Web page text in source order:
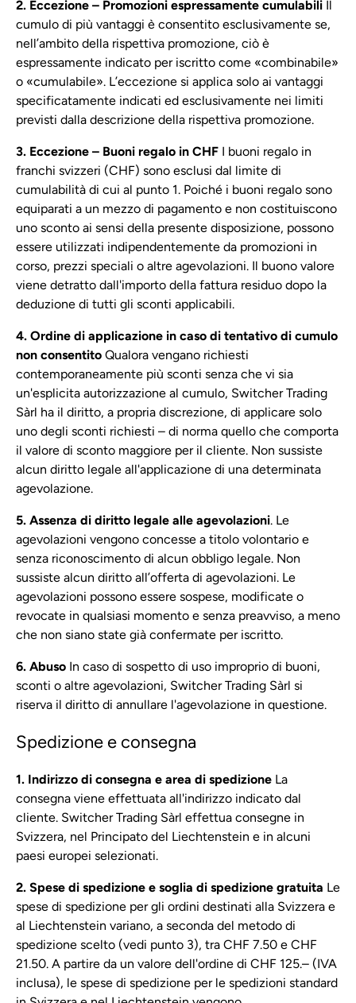
2. Eccezione – Promozioni espressamente cumulabili Il
cumulo di più vantaggi è consentito esclusivamente se,
nell’ambito della rispettiva promozione, ciò è
espressamente indicato per iscritto come «combinabile»
o «cumulabile». L’eccezione si applica solo ai vantaggi
specificatamente indicati ed esclusivamente nei limiti
previsti dalla descrizione della rispettiva promozione.
3. Eccezione – Buoni regalo in CHF I buoni regalo in
franchi svizzeri (CHF) sono esclusi dal limite di
cumulabilità di cui al punto 1. Poiché i buoni regalo sono
equiparati a un mezzo di pagamento e non costituiscono
uno sconto ai sensi della presente disposizione, possono
essere utilizzati indipendentemente da promozioni in
corso, prezzi speciali o altre agevolazioni. Il buono valore
viene detratto dall'importo della fattura residuo dopo la
deduzione di tutti gli sconti applicabili.
4. Ordine di applicazione in caso di tentativo di cumulo
non consentito Qualora vengano richiesti
contemporaneamente più sconti senza che vi sia
un'esplicita autorizzazione al cumulo, Switcher Trading
Sàrl ha il diritto, a propria discrezione, di applicare solo
uno degli sconti richiesti – di norma quello che comporta
il valore di sconto maggiore per il cliente. Non sussiste
alcun diritto legale all'applicazione di una determinata
agevolazione.
5. Assenza di diritto legale alle agevolazioni. Le
agevolazioni vengono concesse a titolo volontario e
senza riconoscimento di alcun obbligo legale. Non
sussiste alcun diritto all’offerta di agevolazioni. Le
agevolazioni possono essere sospese, modificate o
revocate in qualsiasi momento e senza preavviso, a meno
che non siano state già confermate per iscritto.
6. Abuso In caso di sospetto di uso improprio di buoni,
sconti o altre agevolazioni, Switcher Trading Sàrl si
riserva il diritto di annullare l'agevolazione in questione.
Spedizione e consegna
1. Indirizzo di consegna e area di spedizione La
consegna viene effettuata all'indirizzo indicato dal
cliente. Switcher Trading Sàrl effettua consegne in
Svizzera, nel Principato del Liechtenstein e in alcuni
paesi europei selezionati.
2. Spese di spedizione e soglia di spedizione gratuita Le
spese di spedizione per gli ordini destinati alla Svizzera e
al Liechtenstein variano, a seconda del metodo di
spedizione scelto (vedi punto 3), tra CHF 7.50 e CHF
21.50. A partire da un valore dell'ordine di CHF 125.– (IVA
inclusa), le spese di spedizione per le spedizioni standard